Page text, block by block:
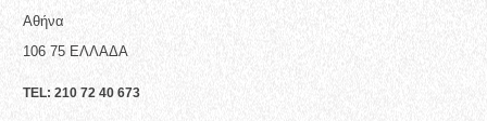
Αθήνα
106 75 ΕΛΛΑΔΑ
TEL: 210 72 40 673